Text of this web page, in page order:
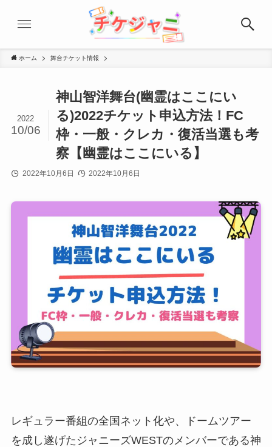
ホーム 舞台チケット情報
神山智洋舞台(幽霊はここにい
る)2022チケット申込方法！FC
枠・一般・クレカ・復活当選も考
察【幽霊はここにいる】
2022
10/06
2022年10月6日 2022年10月6日
レギュラー番組の全国ネット化や、ドームツアー
を成し遂げたジャニーズWESTのメンバーである神